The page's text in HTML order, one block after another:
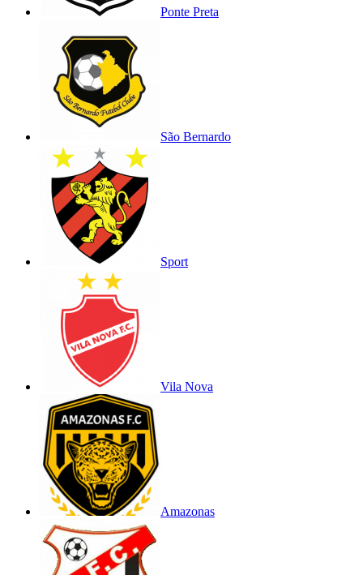
Ponte Preta
São Bernardo
Sport
Vila Nova
Amazonas